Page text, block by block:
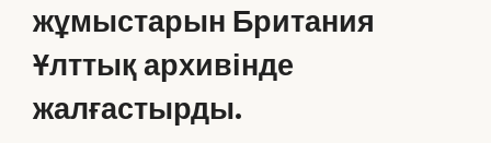
жұмыстарын Британия
Ұлттық архивінде
жалғастырды.